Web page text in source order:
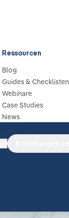
Ressourcen
Blog
Guides & Checklisten
Webinare
Case Studies
News